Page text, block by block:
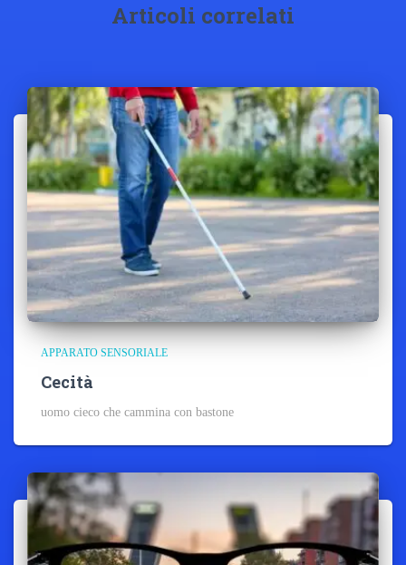
Articoli correlati
APPARATO SENSORIALE
Cecità
uomo cieco che cammina con bastone